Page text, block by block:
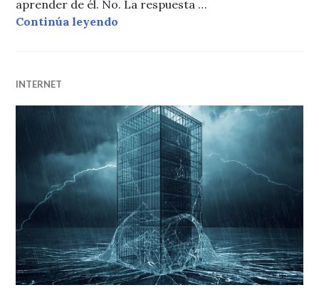
aprender de él. No. La respuesta …
Continúa leyendo
INTERNET